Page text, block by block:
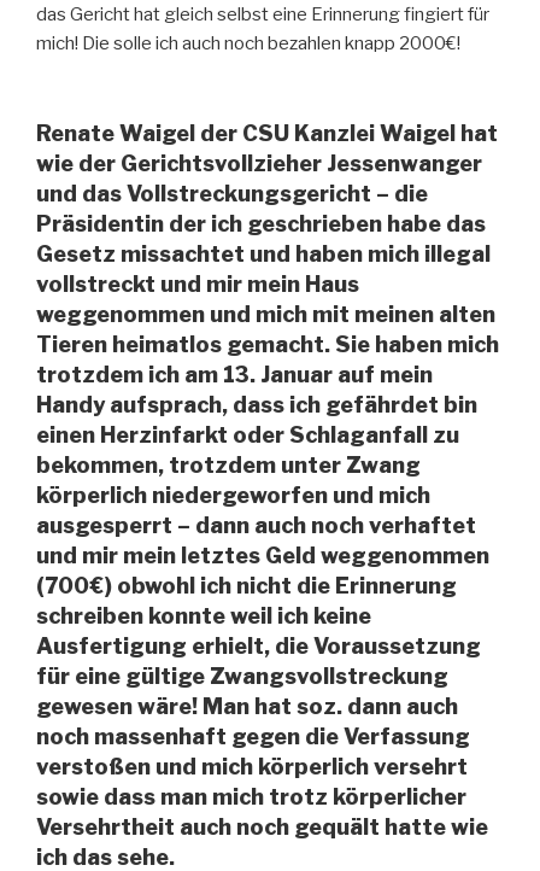
das Gericht hat gleich selbst eine Erinnerung fingiert für
mich! Die solle ich auch noch bezahlen knapp 2000€!
Renate Waigel der CSU Kanzlei Waigel hat
wie der Gerichtsvollzieher Jessenwanger
und das Vollstreckungsgericht – die
Präsidentin der ich geschrieben habe das
Gesetz missachtet und haben mich illegal
vollstreckt und mir mein Haus
weggenommen und mich mit meinen alten
Tieren heimatlos gemacht. Sie haben mich
trotzdem ich am 13. Januar auf mein
Handy aufsprach, dass ich gefährdet bin
einen Herzinfarkt oder Schlaganfall zu
bekommen, trotzdem unter Zwang
körperlich niedergeworfen und mich
ausgesperrt – dann auch noch verhaftet
und mir mein letztes Geld weggenommen
(700€) obwohl ich nicht die Erinnerung
schreiben konnte weil ich keine
Ausfertigung erhielt, die Voraussetzung
für eine gültige Zwangsvollstreckung
gewesen wäre! Man hat soz. dann auch
noch massenhaft gegen die Verfassung
verstoßen und mich körperlich versehrt
sowie dass man mich trotz körperlicher
Versehrtheit auch noch gequält hatte wie
ich das sehe.